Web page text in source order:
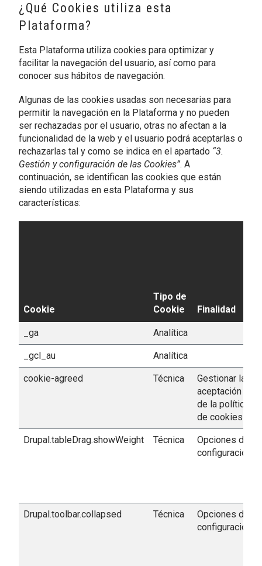
¿Qué Cookies utiliza esta
Plataforma?
Esta Plataforma utiliza cookies para optimizar y
facilitar la navegación del usuario, así como para
conocer sus hábitos de navegación.
Algunas de las cookies usadas son necesarias para
permitir la navegación en la Plataforma y no pueden
ser rechazadas por el usuario, otras no afectan a la
funcionalidad de la web y el usuario podrá aceptarlas o
rechazarlas tal y como se indica en el apartado “3.
Gestión y configuración de las Cookies”. A
continuación, se identifican las cookies que están
siendo utilizadas en esta Plataforma y sus
características:
Cookie
Tipo de
Cookie
Finalidad
_ga Analítica
_gcl_au Analítica
cookie-agreed Técnica
Gestionar la
aceptación
de la política
de cookies
Drupal.tableDrag.showWeight Técnica
Opciones de
configuración
Drupal.toolbar.collapsed Técnica
Opciones de
configuración